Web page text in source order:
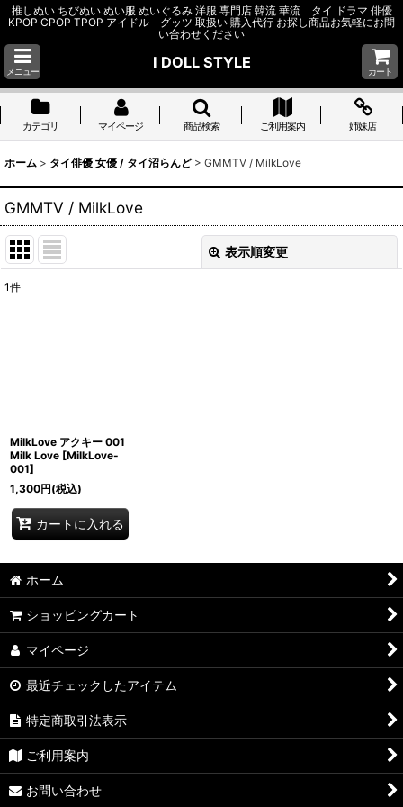
推しぬい ちびぬい ぬい服 ぬいぐるみ 洋服 専門店 韓流 華流 タイ ドラマ 俳優
KPOP CPOP TPOP アイドル グッツ 取扱い 購入代行 お探し商品お気軽にお問
い合わせください
メニュー
I DOLL STYLE
カート
カテゴリ マイページ 商品検索 ご利用案内 姉妹店
ホーム > タイ俳優 女優 / タイ沼らんど > GMMTV / MilkLove
GMMTV / MilkLove
表示順変更
1件
MilkLove アクキー 001
Milk Love [MilkLove-
001]
1,300円(税込)
カートに入れる
ホーム
ショッピングカート
マイページ
最近チェックしたアイテム
特定商取引法表示
ご利用案内
お問い合わせ